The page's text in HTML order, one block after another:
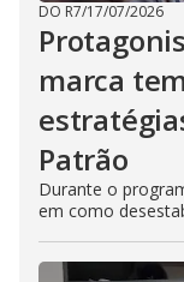
DO R7/17/07/2026
marca
Patrão
Durante o
em como